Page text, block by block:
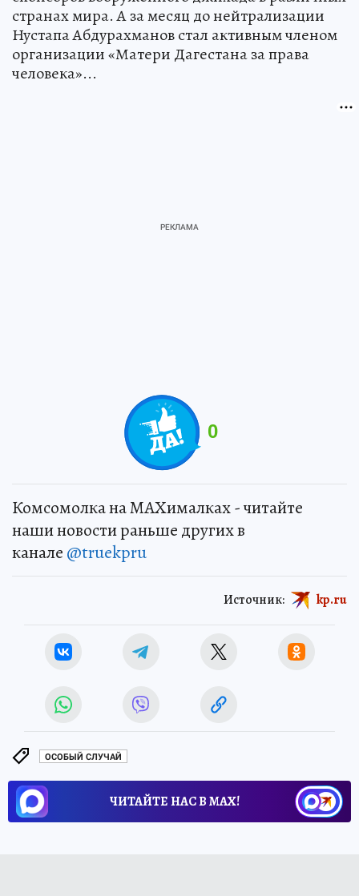
странах мира. А за месяц до нейтрализации
Нустапа Абдурахманов стал активным членом
организации «Матери Дагестана за права
человека»...
0
Комсомолка на MAXималках - читайте
наши новости раньше других в
канале @truekpru
Источник: kp.ru
ОСОБЫЙ СЛУЧАЙ
ЧИТАЙТЕ НАС В МАХ!